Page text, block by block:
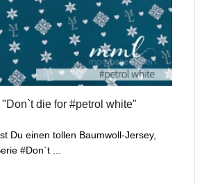
die for #petrol white"
Du einen tollen Baumwoll-Jersey,
#Don`t ...